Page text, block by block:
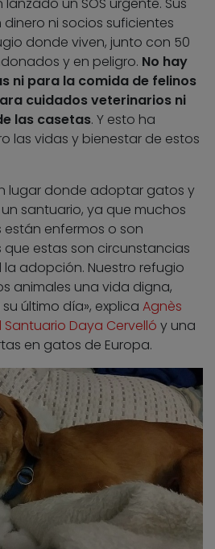
ni socios suficientes
donde viven, junto con 50
y en peligro. No hay
ni para la comida de felinos
cuidados veterinarios ni
las casetas. Y esto ha
las vidas y bienestar de estos
lugar donde adoptar gatos y
santuario, ya que muchos
enfermos o son
estas son circunstancias
adopción. Nuestro refugio
animales una vida digna,
último día», explica Agnès
Daya Cervelló y una
en gatos de Europa.